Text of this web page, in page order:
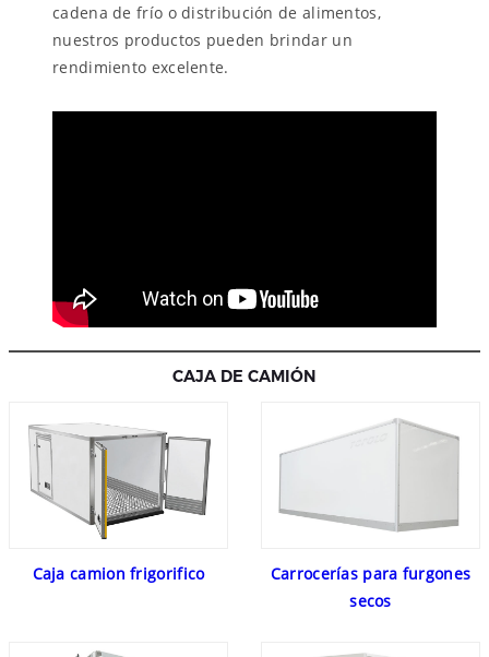
cadena de frío o distribución de alimentos,
nuestros productos pueden brindar un
rendimiento excelente.
CAJA DE CAMIÓN
Caja camion frigorifico
Carrocerías para furgones
secos